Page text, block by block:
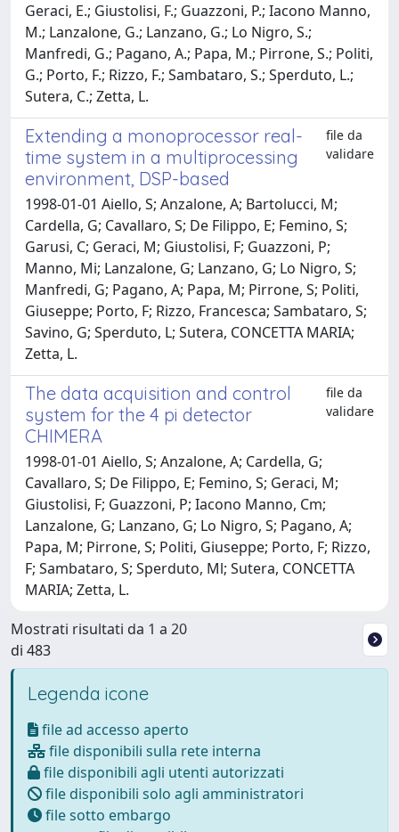
Geraci, E.; Giustolisi, F.; Guazzoni, P.; Iacono Manno,
M.; Lanzalone, G.; Lanzano, G.; Lo Nigro, S.;
Manfredi, G.; Pagano, A.; Papa, M.; Pirrone, S.; Politi,
G.; Porto, F.; Rizzo, F.; Sambataro, S.; Sperduto, L.;
Sutera, C.; Zetta, L.
Extending a monoprocessor real-
time system in a multiprocessing
environment, DSP-based
file da
validare
1998-01-01 Aiello, S; Anzalone, A; Bartolucci, M;
Cardella, G; Cavallaro, S; De Filippo, E; Femino, S;
Garusi, C; Geraci, M; Giustolisi, F; Guazzoni, P;
Manno, Mi; Lanzalone, G; Lanzano, G; Lo Nigro, S;
Manfredi, G; Pagano, A; Papa, M; Pirrone, S; Politi,
Giuseppe; Porto, F; Rizzo, Francesca; Sambataro, S;
Savino, G; Sperduto, L; Sutera, CONCETTA MARIA;
Zetta, L.
The data acquisition and control
system for the 4 pi detector
CHIMERA
file da
validare
1998-01-01 Aiello, S; Anzalone, A; Cardella, G;
Cavallaro, S; De Filippo, E; Femino, S; Geraci, M;
Giustolisi, F; Guazzoni, P; Iacono Manno, Cm;
Lanzalone, G; Lanzano, G; Lo Nigro, S; Pagano, A;
Papa, M; Pirrone, S; Politi, Giuseppe; Porto, F; Rizzo,
F; Sambataro, S; Sperduto, Ml; Sutera, CONCETTA
MARIA; Zetta, L.
Mostrati risultati da 1 a 20
di 483
Legenda icone
file ad accesso aperto
file disponibili sulla rete interna
file disponibili agli utenti autorizzati
file disponibili solo agli amministratori
file sotto embargo